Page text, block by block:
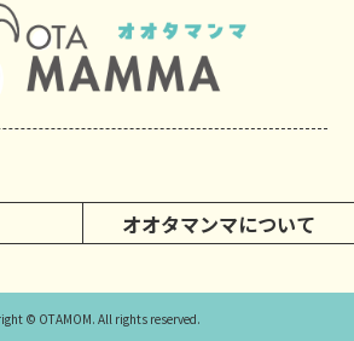
オオタマンマについて
© OTAMOM. All rights reserved.